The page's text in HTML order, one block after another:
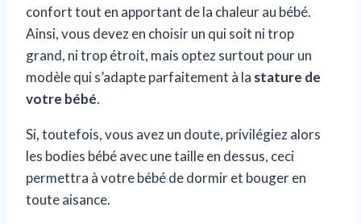
confort tout en apportant de la chaleur au bébé.
Ainsi, vous devez en choisir un qui soit ni trop
grand, ni trop étroit, mais optez surtout pour un
modèle qui s’adapte parfaitement à la stature de
votre bébé.
Si, toutefois, vous avez un doute, privilégiez alors
les bodies bébé avec une taille en dessus, ceci
permettra à votre bébé de dormir et bouger en
toute aisance.